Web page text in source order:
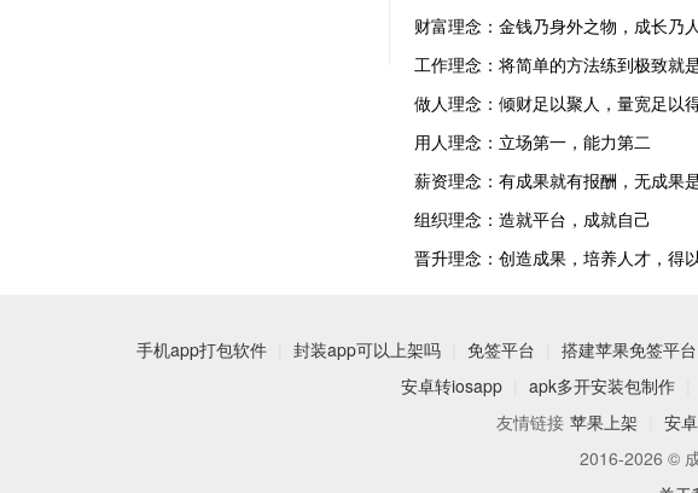
财富理念：金钱乃身外之物，成长乃
工作理念：将简单的方法练到极致就
做人理念：倾财足以聚人，量宽足以
用人理念：立场第一，能力第二
薪资理念：有成果就有报酬，无成果
组织理念：造就平台，成就自己
晋升理念：创造成果，培养人才，得
手机app打包软件 封装app可以上架吗 免签平台 搭建苹果免签平台
安卓转iosapp
apk多开安装包制作
友情链接 苹果上架 安
2016-2026 ©